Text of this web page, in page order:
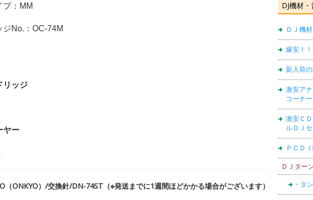
DJ機材
ＤＪ機
爆安！
新入荷
激安ア
コーナー
激安Ｃ
ルＤＪ
ＰＣＤ
ＤＪター
・タ
プ：MM
ジNo.：OC-74M
リッジ
ヤー
（ONKYO）/交換針/DN-74ST（※発送までに1週間ほどかかる場合がございます）